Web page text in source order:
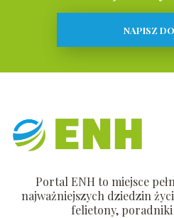
NAPISZ
Portal ENH to miejsce
najważniejszych dziedzin
felietony, poradniki